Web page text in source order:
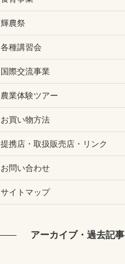
輝農祭
各種講習会
国際交流事業
農業体験ツアー
お買い物方法
提携店・取扱販売店・リンク
お問い合わせ
サイトマップ
アーカイブ・過去記事